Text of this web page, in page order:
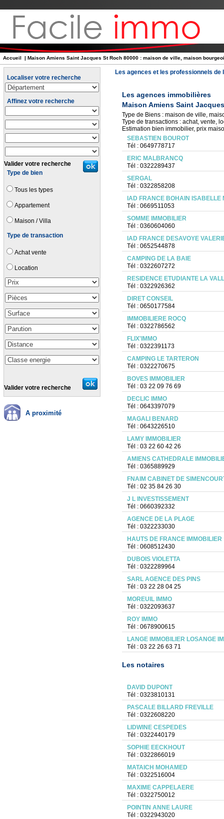
Accueil | Maison Amiens Saint Jacques St Roch 80000 : maison de ville, maison
Localiser votre recherche
Affinez votre recherche
Valider votre recherche
Type de bien
Tous les types
Appartement
Maison / Villa
Type de transaction
Achat vente
Location
Valider votre recherche
A proximité
Les agences et les professionnels
Les agences immobilières
Maison Amiens Saint
Type de Biens : maison de ville,
Type de transactions : achat, vente,
Estimation bien immobilier, prix
SEBASTIEN BOUROT
Tél : 0649778717
ERIC MALBRANCQ
Tél : 0322289437
SERGAL
Tél : 0322858208
IAD FRANCE BOHAIN ISABELLE
Tél : 0669511053
SOMME IMMOBILIER
Tél : 0360604060
IAD FRANCE DESAVOYE
Tél : 0652544878
CAMPING DE LA BAIE
Tél : 0322607272
RESIDENCE ETUDIANTE LA
Tél : 0322926362
DIRET CONSEIL
Tél : 0650177584
IMMOBILIERE ROCQ
Tél : 0322786562
FLIX'IMMO
Tél : 0322391173
CAMPING LE TARTERON
Tél : 0322270675
BOVES IMMOBILIER
Tél : 03 22 09 76 69
DECLIC IMMO
Tél : 0643397079
MAGALI BENARD
Tél : 0643226510
LAMY IMMOBILIER
Tél : 03 22 60 42 26
AMIENS CATHEDRALE
Tél : 0365889929
FNAIM CABINET DE
Tél : 02 35 84 26 30
J L INVESTISSEMENT
Tél : 0660392332
AGENCE DE LA PLAGE
Tél : 0322233030
HAUTS DE FRANCE IMMOBILIER
Tél : 0608512430
DUBOIS VIOLETTA
Tél : 0322289964
SARL AGENCE DES PINS
Tél : 03 22 28 04 25
MOREUIL IMMO
Tél : 0322093637
ROY IMMO
Tél : 0678900615
LANGE IMMOBILIER LOSANGE
Tél : 03 22 26 63 71
Les notaires
DAVID DUPONT
Tél : 0323810131
PASCALE BILLARD FREVILLE
Tél : 0322608220
LIDWINE CESPEDES
Tél : 0322440179
SOPHIE EECKHOUT
Tél : 0322866019
MATAICH MOHAMED
Tél : 0322516004
MAXIME CAPPELAERE
Tél : 0322750012
POINTIN ANNE LAURE
Tél : 0322943020